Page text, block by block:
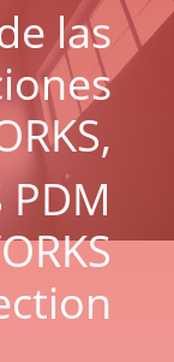
las
PDM